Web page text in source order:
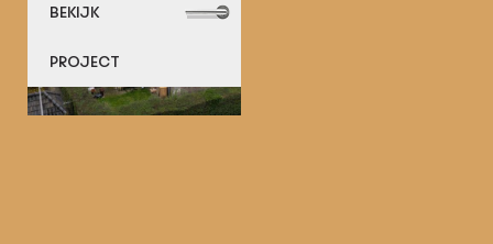
BEKIJK
PROJECT